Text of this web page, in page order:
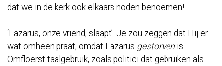
dat we in de kerk ook elkaars noden benoemen!
‘Lazarus, onze vriend, slaapt’. Je zou zeggen dat Hij er
wat omheen praat, omdat Lazarus gestorven is.
Omfloerst taalgebruik, zoals politici dat gebruiken als